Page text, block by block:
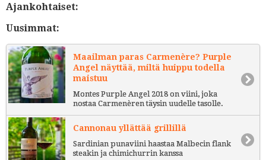
Ajankohtaiset:
Uusimmat:
Maailman paras Carmenère? Purple
Angel näyttää, miltä huippu todella
maistuu
Montes Purple Angel 2018 on viini, joka
nostaa Carmenèren täysin uudelle tasolle.
Cannonau yllättää grillillä
Sardinian punaviini haastaa Malbecin flank
steakin ja chimichurrin kanssa